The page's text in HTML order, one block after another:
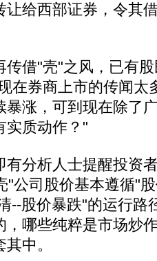
让给西部证券，令其
借"壳"之风，已有股
在券商上市的传闻太
涨，可到现在除了
实质动作？"
分析人士提醒投资
"公司股价基本遵循"
股价暴跌"的运行路
，哪些纯粹是市场炒
中。